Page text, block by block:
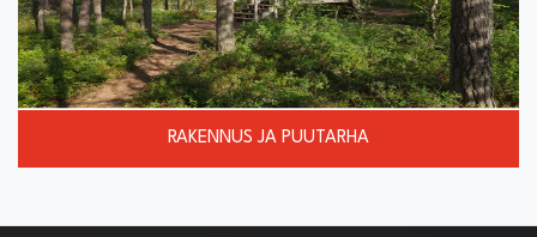
RAKENNUS JA PUUTARHA